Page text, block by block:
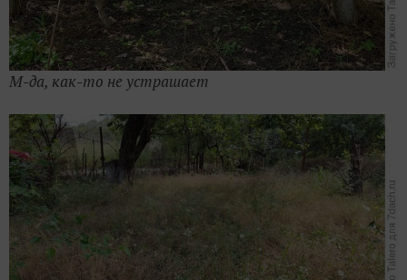
М-да, как-то не устрашает